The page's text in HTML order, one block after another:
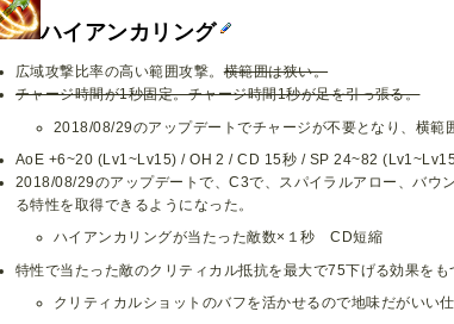
ハイアンカリング
広域攻撃比率の高い範囲攻撃。横範囲は狭い。
チャージ時間が1秒固定。チャージ時間1秒が足を引っ張る。
2018/08/29のアップデートでチャージが不要となり、横範
AoE +6~20 (Lv1~Lv15) / OH 2 / CD 15秒 / SP 24~82
2018/08/29のアップデートで、C3で、スパイラルアロー、バウ
る特性を取得できるようになった。
ハイアンカリングが当たった敵数×１秒 CD短縮
特性で当たった敵のクリティカル抵抗を最大で75下げる効果をも
クリティカルショットのバフを活かせるので地味だがいい